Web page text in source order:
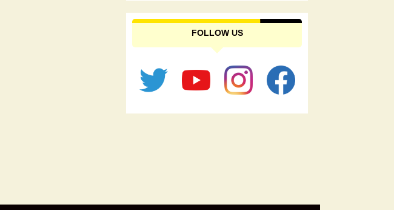
FOLLOW US